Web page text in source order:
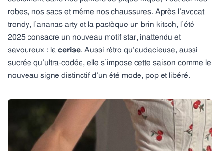
robes, nos sacs et même nos chaussures. Après l’avocat
trendy, l’ananas arty et la pastèque un brin kitsch, l’été
2025 consacre un nouveau motif star, inattendu et
savoureux : la cerise. Aussi rétro qu’audacieuse, aussi
sucrée qu’ultra-codée, elle s’impose cette saison comme le
nouveau signe distinctif d’un été mode, pop et libéré.